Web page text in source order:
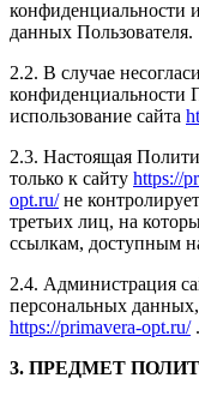
конфиденциальности
данных Пользователя.
2.2. В случае
конфиденциальности
использование сайта
2.3. Настоящая
только к сайту https://
opt.ru/не
третьих лиц, на
ссылкам, доступным
2.4. Администрация
персональных
https://primavera-opt.ru/.
3. ПРЕДМЕТ